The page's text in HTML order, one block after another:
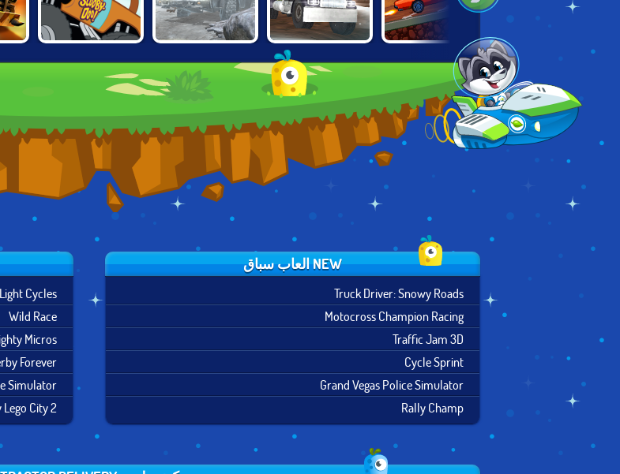
DERBY FOREVER
DRIVE OR DIE
TRUCK DRIVER:
SNOWY ROADS
TAIGA TRUCKING
MONSTER TRUCK
Cycles
Wild Race
Micros
Forever
Simulator
Lego City 2
NEW العاب سباق
Truck Driver: Snowy Roads
Motocross Champion Racing
Traffic Jam 3D
Cycle Sprint
Grand Vegas Police Simulator
Rally Champ